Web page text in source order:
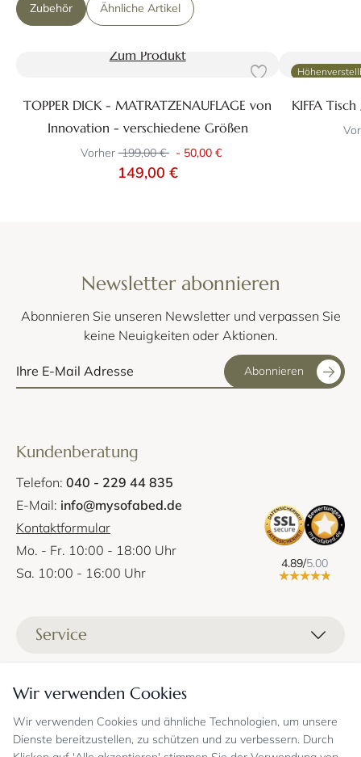
Wir verwenden Cookies
Wir verwenden Cookies und ähnliche Technologien, um unsere
Dienste bereitzustellen, zu schützen und zu verbessern. Durch
Zubehör Ähnliche Artikel
Zum Produkt
TOPPER DICK - MATRATZENAUFLAGE von
Innovation - verschiedene Größen
Vorher 199,00 € - 50,00 €
149,00 €
KIFFA
Newsletter abonnieren
Abonnieren Sie unseren Newsletter und verpassen Sie
keine Neuigkeiten oder Aktionen.
Abonnieren
Kundenberatung
Telefon: 040 - 229 44 835
E-Mail: info@mysofabed.de
Kontaktformular
Mo. - Fr. 10:00 - 18:00 Uhr
Sa. 10:00 - 16:00 Uhr
4.89/5.00
Service
Zahlungsmöglichkeiten
Stoffprobenanfrage
Gutschein
Sicheres Einkaufen und Retoureninfo
Informationen
Kontakt
Showrooms
Sicheres Einkaufen